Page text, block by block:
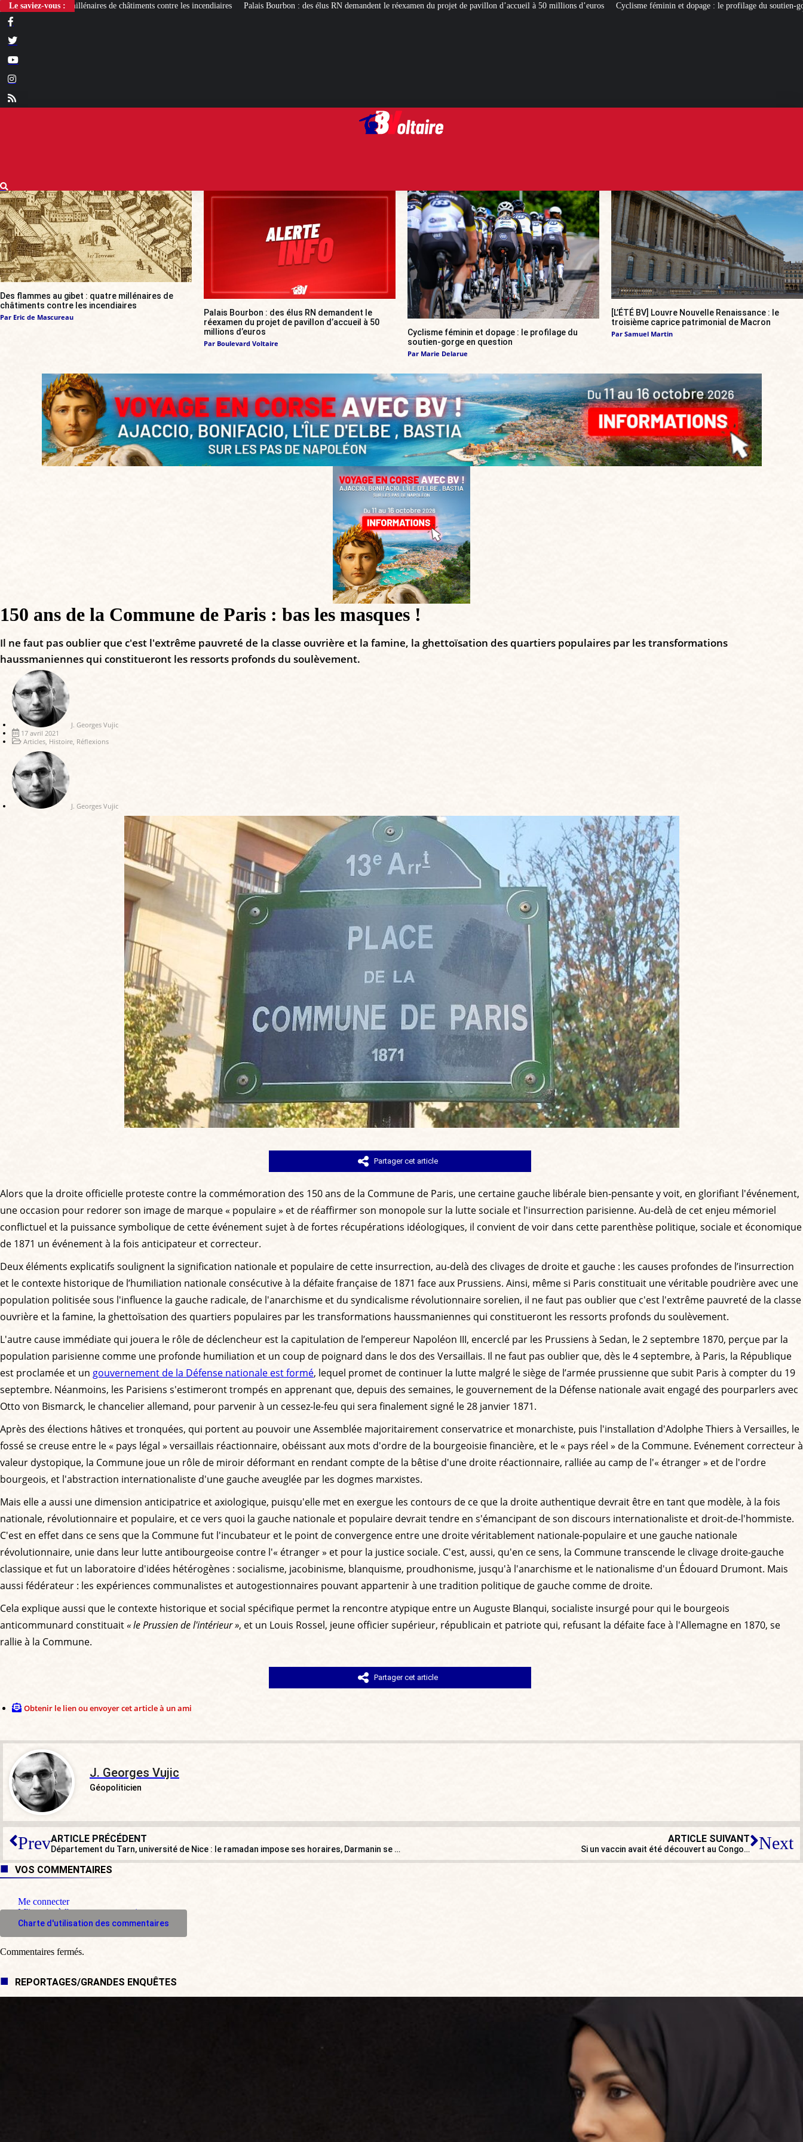
Le saviez-vous :
de châtiments contre les incendiaires Palais Bourbon : des élus RN demandent le réexamen du projet de pavillon d’accueil à 50 millions d’euros Cyclisme féminin et dopage : le profilage du soutien-gorge en question [L’ÉTÉ
Des flammes au gibet : quatre millénaires de
châtiments contre les incendiaires
Par Eric de Mascureau
Palais Bourbon : des élus RN demandent le
réexamen du projet de pavillon d’accueil à 50
millions d’euros
Par Boulevard Voltaire
Cyclisme féminin et dopage : le profilage du
soutien-gorge en question
Par Marie Delarue
[L’ÉTÉ BV] Louvre Nouvelle Renaissance : le
troisième caprice patrimonial de Macron
Par Samuel Martin
150 ans de la Commune de Paris : bas les masques !
Il ne faut pas oublier que c'est l'extrême pauvreté de la classe ouvrière et la famine, la ghettoïsation des quartiers populaires par les transformations
haussmaniennes qui constitueront les ressorts profonds du soulèvement.
J. Georges Vujic
17 avril 2021
Articles Histoire Réflexions
J. Georges Vujic
Partager cet article
Alors que la droite officielle proteste contre la commémoration des 150 ans de la Commune de Paris, une certaine gauche libérale bien-pensante y voit, en glorifiant l'événement,
une occasion pour redorer son image de marque « populaire » et de réaffirmer son monopole sur la lutte sociale et l'insurrection parisienne. Au-delà de cet enjeu mémoriel
conflictuel et la puissance symbolique de cette événement sujet à de fortes récupérations idéologiques, il convient de voir dans cette parenthèse politique, sociale et économique
de 1871 un événement à la fois anticipateur et correcteur.
Deux éléments explicatifs soulignent la signification nationale et populaire de cette insurrection, au-delà des clivages de droite et gauche : les causes profondes de l’insurrection
et le contexte historique de l’humiliation nationale consécutive à la défaite française de 1871 face aux Prussiens. Ainsi, même si Paris constituait une véritable poudrière avec une
population politisée sous l'influence la gauche radicale, de l'anarchisme et du syndicalisme révolutionnaire sorelien, il ne faut pas oublier que c'est l'extrême pauvreté de la classe
ouvrière et la famine, la ghettoïsation des quartiers populaires par les transformations haussmaniennes qui constitueront les ressorts profonds du soulèvement.
L'autre cause immédiate qui jouera le rôle de déclencheur est la capitulation de l’empereur Napoléon III, encerclé par les Prussiens à Sedan, le 2 septembre 1870, perçue par la
population parisienne comme une profonde humiliation et un coup de poignard dans le dos des Versaillais. Il ne faut pas oublier que, dès le 4 septembre, à Paris, la République
est proclamée et un gouvernement de la Défense nationale est formé, lequel promet de continuer la lutte malgré le siège de l’armée prussienne que subit Paris à compter du 19
septembre. Néanmoins, les Parisiens s'estimeront trompés en apprenant que, depuis des semaines, le gouvernement de la Défense nationale avait engagé des pourparlers avec
Otto von Bismarck, le chancelier allemand, pour parvenir à un cessez-le-feu qui sera finalement signé le 28 janvier 1871.
Après des élections hâtives et tronquées, qui portent au pouvoir une Assemblée majoritairement conservatrice et monarchiste, puis l'installation d'Adolphe Thiers à Versailles, le
fossé se creuse entre le « pays légal » versaillais réactionnaire, obéissant aux mots d'ordre de la bourgeoisie financière, et le « pays réel » de la Commune. Evénement correcteur à
valeur dystopique, la Commune joue un rôle de miroir déformant en rendant compte de la bêtise d'une droite réactionnaire, ralliée au camp de l'« étranger » et de l'ordre
bourgeois, et l'abstraction internationaliste d'une gauche aveuglée par les dogmes marxistes.
Mais elle a aussi une dimension anticipatrice et axiologique, puisqu'elle met en exergue les contours de ce que la droite authentique devrait être en tant que modèle, à la fois
nationale, révolutionnaire et populaire, et ce vers quoi la gauche nationale et populaire devrait tendre en s'émancipant de son discours internationaliste et droit-de-l'hommiste.
C'est en effet dans ce sens que la Commune fut l'incubateur et le point de convergence entre une droite véritablement nationale-populaire et une gauche nationale
révolutionnaire, unie dans leur lutte antibourgeoise contre l'« étranger » et pour la justice sociale. C'est, aussi, qu'en ce sens, la Commune transcende le clivage droite-gauche
classique et fut un laboratoire d'idées hétérogènes : socialisme, jacobinisme, blanquisme, proudhonisme, jusqu'à l'anarchisme et le nationalisme d'un Édouard Drumont. Mais
aussi fédérateur : les expériences communalistes et autogestionnaires pouvant appartenir à une tradition politique de gauche comme de droite.
Cela explique aussi que le contexte historique et social spécifique permet la rencontre atypique entre un Auguste Blanqui, socialiste insurgé pour qui le bourgeois
anticommunard constituait« le Prussien de l'intérieur », et un Louis Rossel, jeune officier supérieur, républicain et patriote qui, refusant la défaite face à l'Allemagne en 1870, se
rallie à la Commune.
Partager cet article
Obtenir le lien ou envoyer cet article à un ami
J. Georges Vujic
Géopoliticien
PrevARTICLE PRÉCÉDENT
Département du Tarn, université de Nice : le ramadan impose ses horaires, Darmanin se couche mais ça ne passe pas !
ARTICLE SUIVANT
Si un vaccin avait été découvert au Congo… Next
VOS COMMENTAIRES
Me connecter
M'inscrire à l'espace commentaire
Charte d'utilisation des commentaires
Commentaires fermés.
REPORTAGES/GRANDES ENQUÊTES